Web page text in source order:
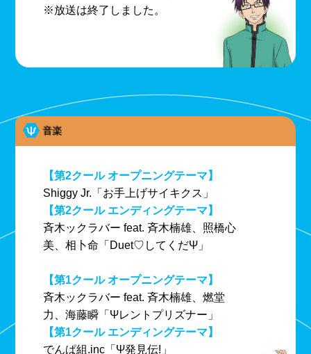
※放送は終了しました。
音楽
【第2クール オープニングテーマ】
Shiggy Jr.「お手上げサイキクス」
【第2クール エンディングテーマ】
斉木ックラバー feat. 斉木楠雄、照橋心
美、相卜命「Duet♡してくだΨ」
【第1クール オープニングテーマ】
斉木ックラバー feat. 斉木楠雄、燃堂
力、海藤瞬「Ψレントプリズナー」
【第1クール エンディングテーマ】
でんぱ組.inc「Ψ発見伝!」